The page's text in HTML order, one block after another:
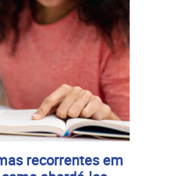
recorrentes em